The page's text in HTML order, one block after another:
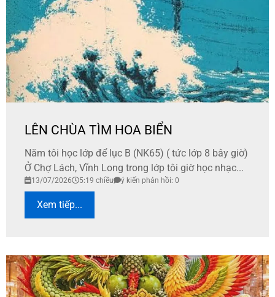
LÊN CHÙA TÌM HOA BIỂN
Năm tôi học lớp để lục B (NK65) ( tức lớp 8 bây giờ)
Ở Chợ Lách, Vĩnh Long trong lớp tôi giờ học nhạc...
13/07/2026 5:19 chiều ý kiến phản hồi: 0
Xem tiếp...